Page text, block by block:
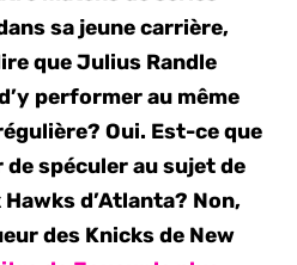
sa jeune carrière,
que Julius Randle
performer au même
Oui. Est-ce que
de spéculer au sujet de
d’Atlanta? Non,
des Knicks de New